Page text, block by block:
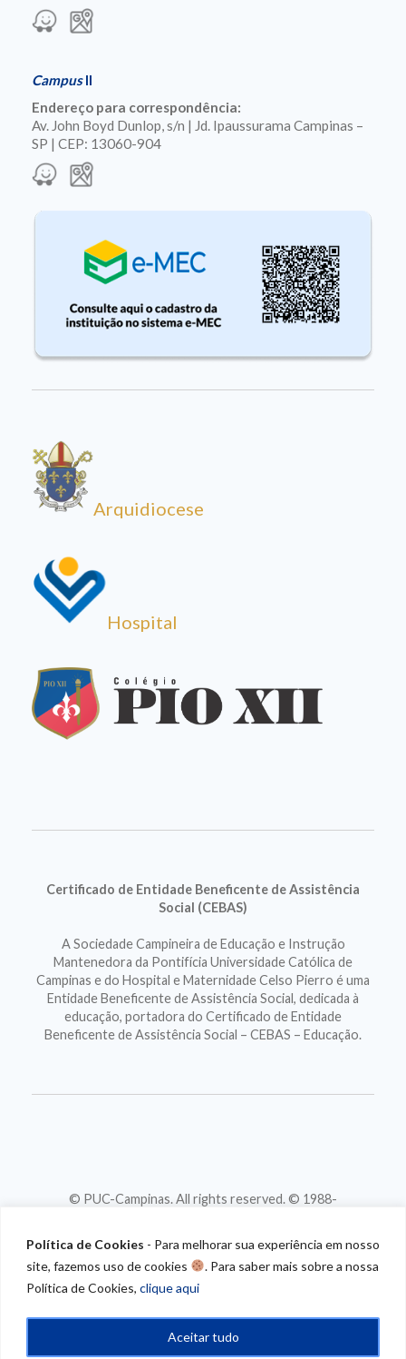
Política de Cookies - Para melhorar sua experiência em nosso
site, fazemos uso de cookies
. Para saber mais sobre a nossa
Política de Cookies, clique aqui
Aceitar tudo
CampusII
Endereço para correspondência:
Av. John Boyd Dunlop, s/n | Jd. Ipaussurama Campinas –
SP | CEP: 13060-904
Arquidiocese
Hospital
Certificado de Entidade Beneficente de Assistência
Social (CEBAS)
A Sociedade Campineira de Educação e Instrução
Mantenedora da Pontifícia Universidade Católica de
Campinas e do Hospital e Maternidade Celso Pierro é uma
Entidade Beneficente de Assistência Social, dedicada à
educação, portadora do Certificado de Entidade
Beneficente de Assistência Social – CEBAS – Educação.
© PUC-Campinas. All rights reserved. © 1988-